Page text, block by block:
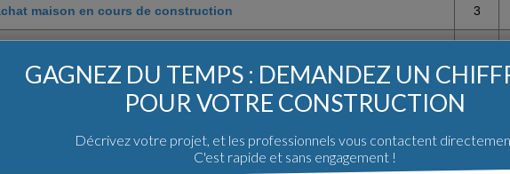
maison en cours de construction 3
en cours de validité rech architecte sur le 11 8
GAGNEZ DU TEMPS : DEMANDEZ UN
POUR VOTRE CONSTRUCTION
Décrivez votre projet, et les professionnels vous contactent
C'est rapide et sans engagement !